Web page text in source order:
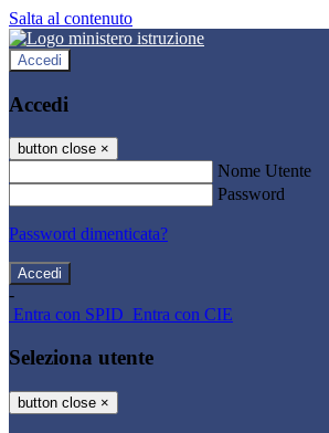
Salta al contenuto
Accedi
Accedi
button close ×
Nome Utente
Password
Password dimenticata?
-
Entra con SPID Entra con CIE
Seleziona utente
button close ×